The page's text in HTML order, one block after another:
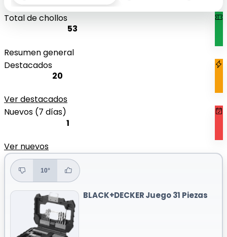
Total de chollos
53
Resumen general
Destacados
20
Ver destacados
Nuevos (7 días)
1
Ver nuevos
10°
BLACK+DECKER Juego 31 Piezas